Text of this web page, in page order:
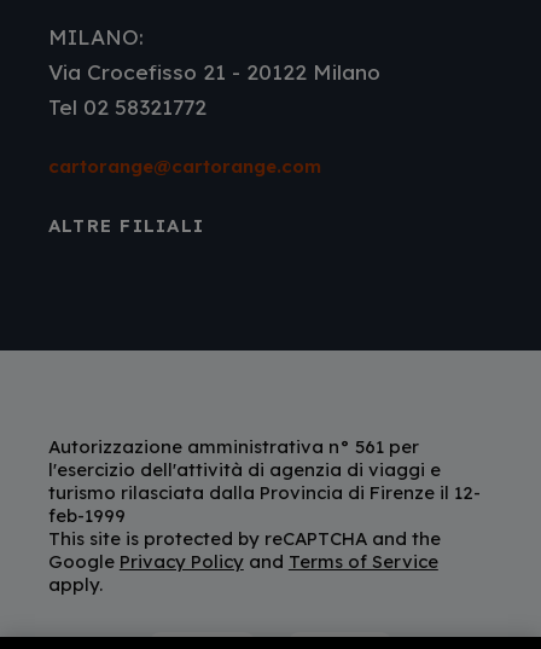
MILANO:
Via Crocefisso 21 - 20122 Milano
Tel 02 58321772
cartorange@cartorange.com
ALTRE FILIALI
Autorizzazione amministrativa n° 561 per
l'esercizio dell'attività di agenzia di viaggi e
turismo rilasciata dalla Provincia di Firenze il 12-
feb-1999
This site is protected by reCAPTCHA and the
Google Privacy Policyand Terms of Service
apply.